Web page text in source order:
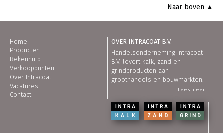
Naar boven ▲
Home
Producten
Rekenhulp
Verkooppunten
Over Intracoat
Vacatures
Contact
OVER INTRACOAT B.V.
Handelsonderneming Intracoat
B.V. levert kalk, zand en
grindproducten aan
groothandels en bouwmarkten.
Lees meer